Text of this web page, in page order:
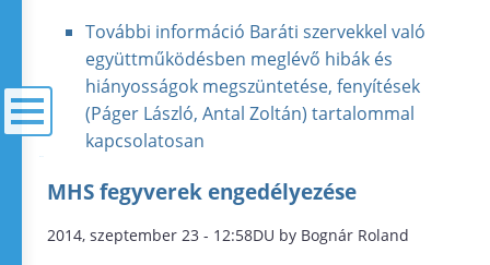
További információ Baráti szervekkel való
együttműködésben meglévő hibák és
hiányosságok megszüntetése, fenyítések
(Páger László, Antal Zoltán) tartalommal
kapcsolatosan
MHS fegyverek engedélyezése
2014, szeptember 23 - 12:58DU by Bognár Roland